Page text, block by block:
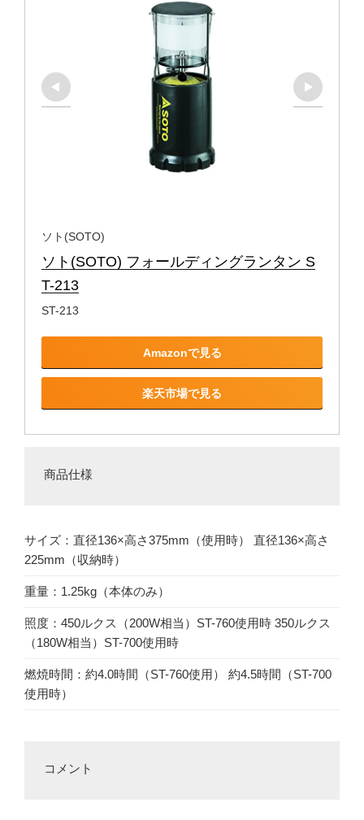
ソト(SOTO)
ソト(SOTO) フォールディングランタン S
T-213
ST-213
Amazonで見る
楽天市場で見る
商品仕様
サイズ：直径136×高さ375mm（使用時） 直径136×高さ
225mm（収納時）
重量：1.25kg（本体のみ）
照度：450ルクス（200W相当）ST-760使用時 350ルクス
（180W相当）ST-700使用時
燃焼時間：約4.0時間（ST-760使用） 約4.5時間（ST-700
使用時）
コメント